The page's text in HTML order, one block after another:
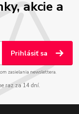
akcie a
Prihlásiť sa
zasielania newslettera.
raz za 14 dní.